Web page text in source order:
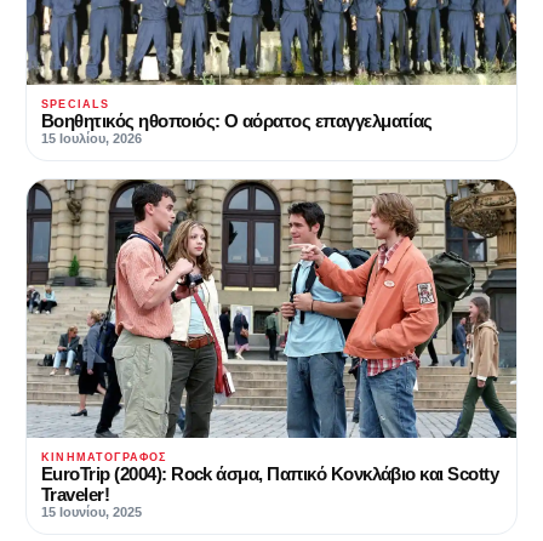
SPECIALS
Βοηθητικός ηθοποιός: Ο αόρατος επαγγελματίας
15 Ιουλίου, 2026
ΚΙΝΗΜΑΤΟΓΡΆΦΟΣ
EuroTrip (2004): Rock άσμα, Παπικό Κονκλάβιο και Scotty
Traveler!
15 Ιουνίου, 2025